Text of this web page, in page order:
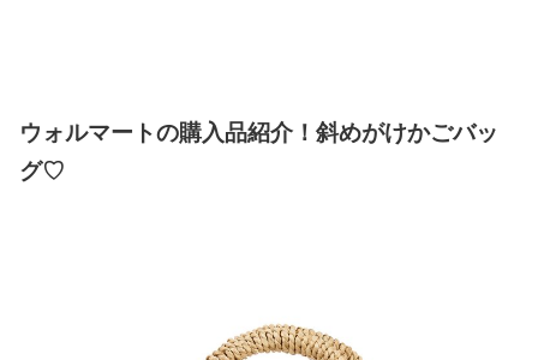
ウォルマートの購入品紹介！斜めがけかごバッ
グ♡